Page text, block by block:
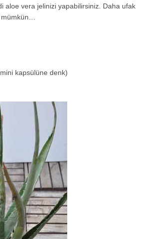
aloe vera jelinizi yapabilirsiniz. Daha ufak
kapsülüne denk)